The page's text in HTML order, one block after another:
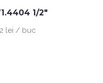
1/2"
lei / buc